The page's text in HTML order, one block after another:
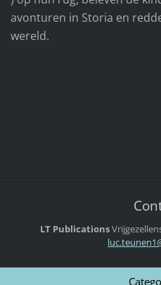
avonturen in Storia en
wereld.
LT Publications
luc.teun